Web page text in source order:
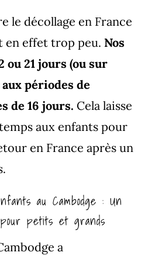
le décollage en France
en effet trop peu. Nos
21 jours (ou sur
périodes de
de 16 jours. Cela laisse
aux enfants pour
en France après un
au Cambodge : Un
pour petits et grands
a